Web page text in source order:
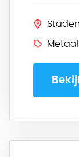
Staden